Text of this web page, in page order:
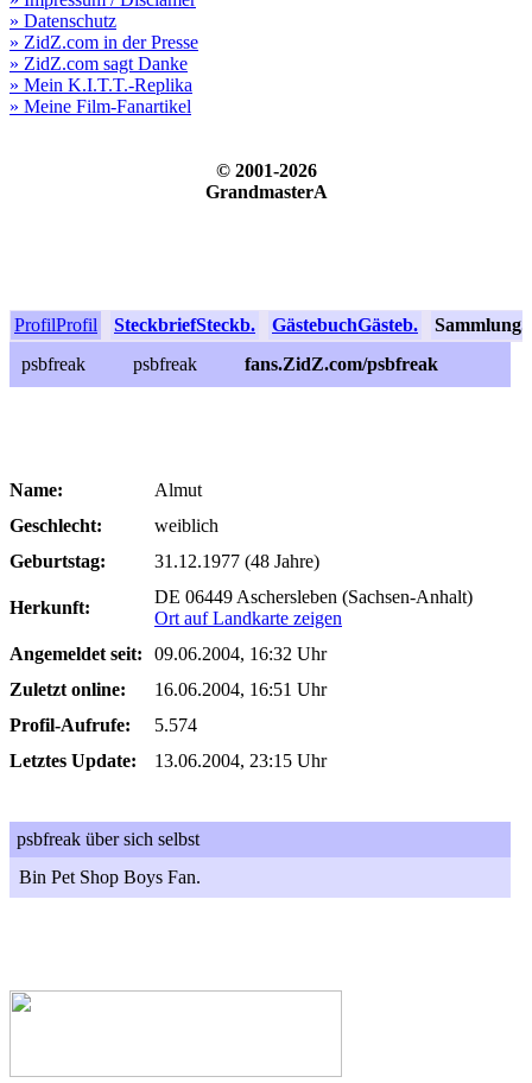
» Datenschutz
» ZidZ.com in der Presse
» ZidZ.com sagt Danke
» Mein K.I.T.T.-Replika
» Meine Film-Fanartikel
© 2001-2026
GrandmasterA
ProfilProfil SteckbriefSteckb. GästebuchGästeb. Sammlung
psbfreak
psbfreak fans.ZidZ.com/psbfreak
Name:
Almut
Geschlecht:
weiblich
Geburtstag:
31.12.1977 (48 Jahre)
Herkunft:
DE 06449 Aschersleben (Sachsen-Anhalt)
Ort auf Landkarte zeigen
Angemeldet seit:
09.06.2004, 16:32 Uhr
Zuletzt online:
16.06.2004, 16:51 Uhr
Profil-Aufrufe:
5.574
Letztes Update:
13.06.2004, 23:15 Uhr
psbfreak über sich selbst
Bin Pet Shop Boys Fan.